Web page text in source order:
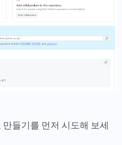
들기를 먼저 시도해 보세